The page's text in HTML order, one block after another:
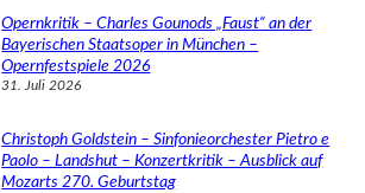
Opernkritik – Charles Gounods „Faust“ an der
Bayerischen Staatsoper in München –
Opernfestspiele 2026
31. Juli 2026
Christoph Goldstein – Sinfonieorchester Pietro e
Paolo – Landshut – Konzertkritik – Ausblick auf
Mozarts 270. Geburtstag